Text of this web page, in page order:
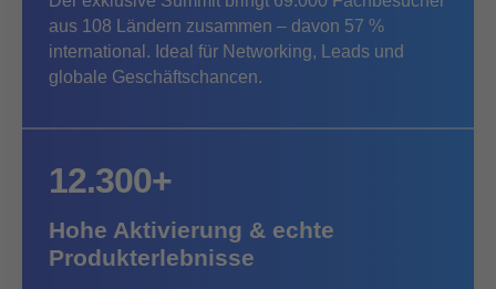
aus 108 Ländern zusammen – davon 57 %
international. Ideal für Networking, Leads und
globale Geschäftschancen.
12.300+
Hohe Aktivierung & echte
Produkterlebnisse